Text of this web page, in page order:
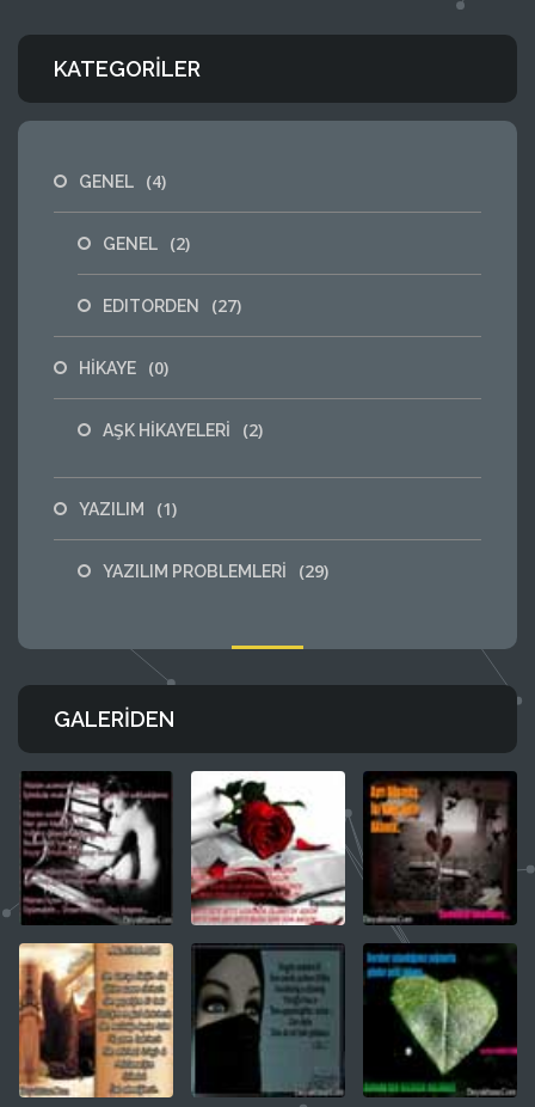
KATEGORILER
GENEL (4)
GENEL (2)
EDITORDEN (27)
HİKAYE (0)
AŞK HİKAYELERİ (2)
YAZILIM (1)
YAZILIM PROBLEMLERİ (29)
GALERIDEN